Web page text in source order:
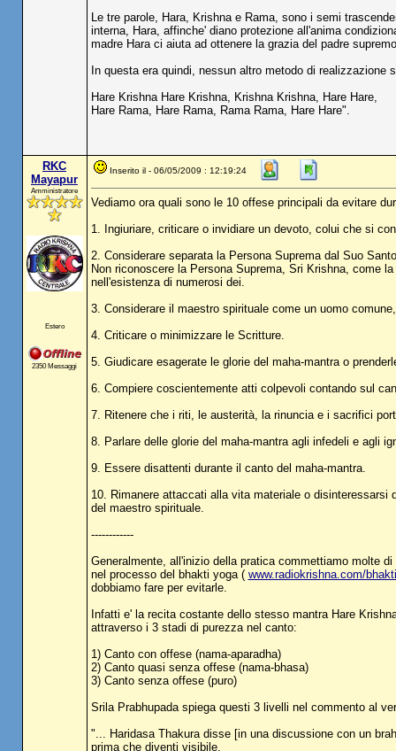
Le tre parole, Hara, Krishna e Rama, sono i semi
interna, Hara, affinche' diano protezione all'anima
madre Hara ci aiuta ad ottenere la grazia del padre
In questa era quindi, nessun altro metodo di
Hare Krishna Hare Krishna, Krishna Krishna, Hare Hare,
Hare Rama, Hare Rama, Rama Rama, Hare Hare".
RKC
Mayapur
Amministratore
Estero
2350 Messaggi
Inserito il - 06/05/2009 : 12:19:24
Vediamo ora quali sono le 10 offese principali da evitare
1. Ingiuriare, criticare o invidiare un devoto, colui che si
2. Considerare separata la Persona Suprema dal Suo
Non riconoscere la Persona Suprema, Sri Krishna, come
nell'esistenza di numerosi dei.
3. Considerare il maestro spirituale come un uomo
4. Criticare o minimizzare le Scritture.
5. Giudicare esagerate le glorie del maha-mantra o
6. Compiere coscientemente atti colpevoli contando sul
7. Ritenere che i riti, le austerità, la rinuncia e i sacrifici
8. Parlare delle glorie del maha-mantra agli infedeli e agli
9. Essere disattenti durante il canto del maha-mantra.
10. Rimanere attaccati alla vita materiale o disinteressarsi
del maestro spirituale.
------------
Generalmente, all'inizio della pratica commettiamo molte
nel processo del bhakti yoga ( www.radiokrishna.com/
dobbiamo fare per evitarle.
Infatti e' la recita costante dello stesso mantra Hare
attraverso i 3 stadi di purezza nel canto:
1) Canto con offese (nama-aparadha)
2) Canto quasi senza offese (nama-bhasa)
3) Canto senza offese (puro)
Srila Prabhupada spiega questi 3 livelli nel commento al
"... Haridasa Thakura disse [in una discussione con un
prima che diventi visibile.